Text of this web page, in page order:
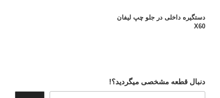
دستگیره داخلی در جلو چپ لیفان
X60
دنبال قطعه مشخصی میگردید؟!